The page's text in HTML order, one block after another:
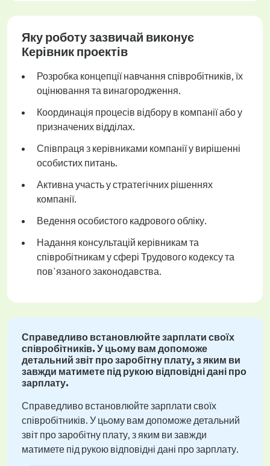
Яку роботу зазвичай виконує
Керівник проектів
Розробка концепції навчання співробітників, їх
оцінювання та винагородження.
Координація процесів відбору в компанії або у
призначених відділах.
Співпраця з керівниками компанії у вирішенні
особистих питань.
Активна участь у стратегічних рішеннях
компанії.
Ведення особистого кадрового обліку.
Надання консультацій керівникам та
співробітникам у сфері Трудового кодексу та
пов'язаного законодавства.
Справедливо встановлюйте зарплати своїх
співробітників. У цьому вам допоможе
детальний звіт про заробітну плату, з яким ви
завжди матимете під рукою відповідні дані про
зарплату.
Справедливо встановлюйте зарплати своїх
співробітників. У цьому вам допоможе детальний
звіт про заробітну плату, з яким ви завжди
матимете під рукою відповідні дані про зарплату.